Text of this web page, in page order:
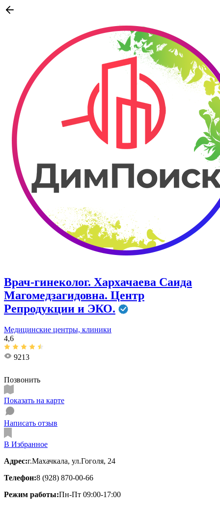
Врач-гинеколог. Хархачаева Саида
Магомедзагидовна. Центр
Репродукции и ЭКО.
Медицинские центры, клиники
4,6
9213
Позвонить
Показать на карте
Написать отзыв
В Избранное
Адрес:г.Махачкала, ул.Гоголя, 24
Телефон:8 (928) 870-00-66
Режим работы:Пн-Пт 09:00-17:00